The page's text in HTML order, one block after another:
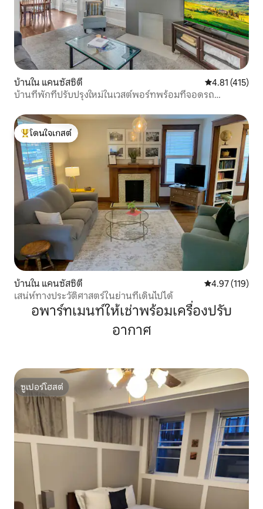
บ้านใน แคนซัสซิตี คะแนนเฉลี่ย
4.81 (415)
บ้านที่พักที่ปรับปรุงใหม่ในเวสต์พอร์ทพร้อมที่จอดรถ
โดนใจเกสต์ที่สุด
โดนใจเกสต์
บ้านใน แคนซัสซิตี คะแนนเฉลี่ย
4.97 (119)
เสน่ห์ทางประวัติศาสตร์ในย่านที่เดินไปได้
อพาร์ทเมนท์ให้เช่าพร้อมเครื่องปรับ
อากาศ
ซูเปอร์โฮสต์
ซูเปอร์โฮสต์